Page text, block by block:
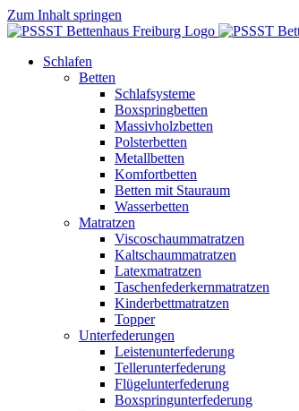
Zum Inhalt springen
Schlafen
Betten
Schlafsysteme
Boxspringbetten
Massivholzbetten
Polsterbetten
Metallbetten
Komfortbetten
Betten mit Stauraum
Wasserbetten
Matratzen
Viscoschaummatratzen
Kaltschaummatratzen
Latexmatratzen
Taschenfederkernmatratzen
Kinderbettmatratzen
Topper
Unterfederungen
Leistenunterfederung
Tellerunterfederung
Flügelunterfederung
Boxspringunterfederung